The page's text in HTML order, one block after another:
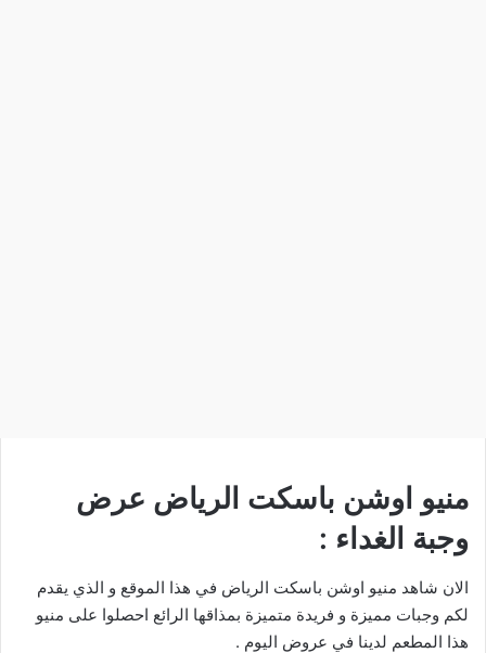
منيو اوشن باسكت الرياض عرض
وجبة الغداء :
الان شاهد منيو اوشن باسكت الرياض في هذا الموقع و الذي يقدم
لكم وجبات مميزة و فريدة متميزة بمذاقها الرائع احصلوا على منيو
هذا المطعم لدينا في عروض اليوم .